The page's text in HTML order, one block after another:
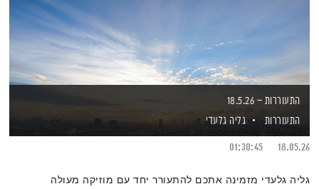
התעוררות – 18.5.26
התעוררות
גליה גלעדי
18.05.26
01:30:45
גליה גלעדי מזמינה אתכם להתעורר יחד עם מוזיקה מעולה